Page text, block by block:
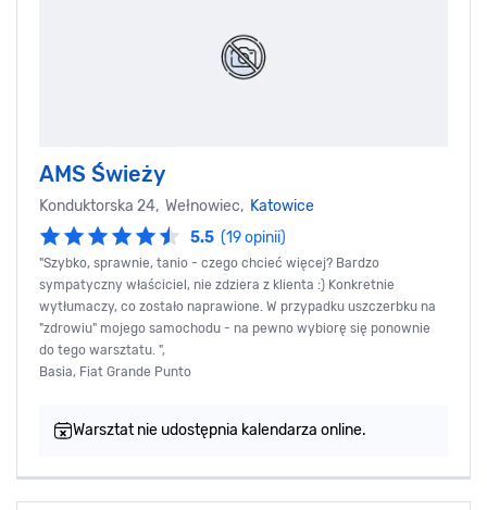
AMS Świeży
Konduktorska 24, Wełnowiec, Katowice
5.5 (19 opinii)
"Szybko, sprawnie, tanio - czego chcieć więcej? Bardzo
sympatyczny właściciel, nie zdziera z klienta :) Konkretnie
wytłumaczy, co zostało naprawione. W przypadku uszczerbku na
"zdrowiu" mojego samochodu - na pewno wybiorę się ponownie
do tego warsztatu. ",
Basia, Fiat Grande Punto
Warsztat nie udostępnia kalendarza online.